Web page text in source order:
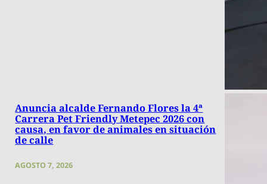
Anuncia alcalde Fernando Flores la 4ª
Carrera Pet Friendly Metepec 2026 con
causa, en favor de animales en situación
de calle
AGOSTO 7, 2026